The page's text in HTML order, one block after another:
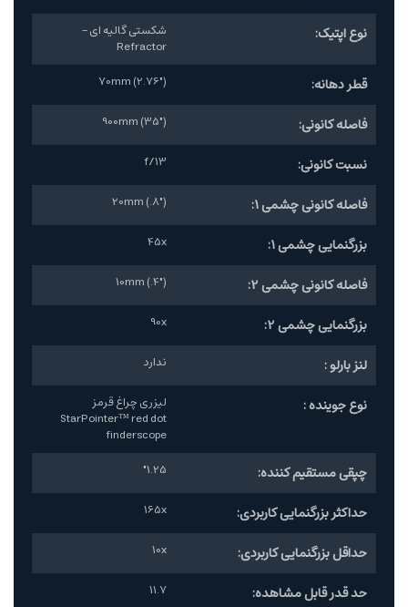
نوع اپتیک:
شکستی گالیه ای -
Refractor
قطر دهانه: 70mm (2.76")
فاصله کانونی: 900mm (35")
نسبت کانونی: f/13
فاصله کانونی چشمی 1: 20mm (.8")
بزرگنمایی چشمی 1: 45x
فاصله کانونی چشمی 2: 10mm (.4")
بزرگنمایی چشمی 2: 90x
لنز بارلو : ندارد
نوع جوینده :
لیزری چراغ قرمز
StarPointer™ red dot
finderscope
چپقی مستقیم کننده: 1.25"
حداکثر بزرگنمایی کاربردی: 165x
حداقل بزرگنمایی کاربردی: 10x
حد قدر قابل مشاهده: 11.7